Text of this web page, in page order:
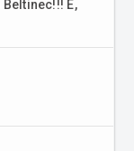
E,